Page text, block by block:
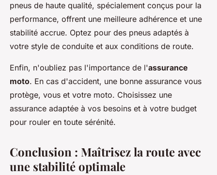
pneus de haute qualité, spécialement conçus pour la
performance, offrent une meilleure adhérence et une
stabilité accrue. Optez pour des pneus adaptés à
votre style de conduite et aux conditions de route.
Enfin, n'oubliez pas l'importance de l'assurance
moto. En cas d'accident, une bonne assurance vous
protège, vous et votre moto. Choisissez une
assurance adaptée à vos besoins et à votre budget
pour rouler en toute sérénité.
Conclusion : Maîtrisez la route avec
une stabilité optimale